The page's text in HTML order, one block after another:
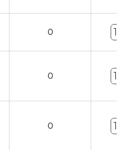
0
0
0